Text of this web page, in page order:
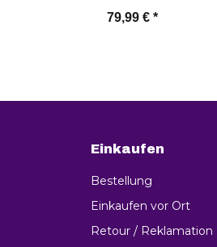
Aufbewahrungsbox
Hochzeit Geburt
79,99 € *
Einkaufen
Bestellung
Einkaufen vor Ort
Retour / Reklamation